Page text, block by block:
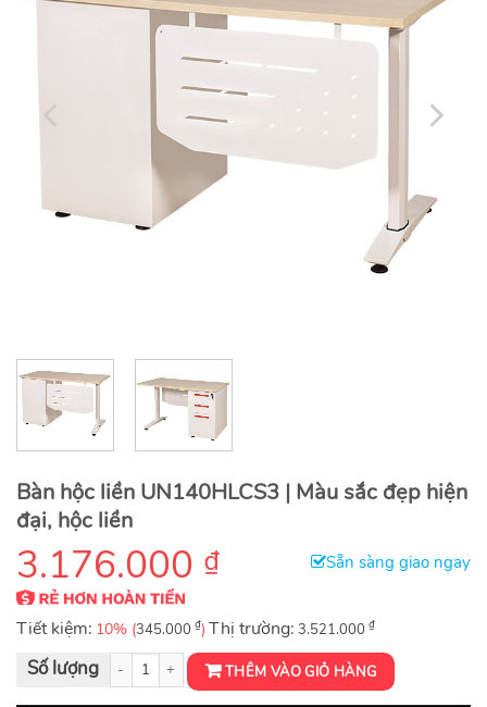
Bàn hộc liền UN140HLCS3 | Màu sắc đẹp hiện
đại, hộc liền
3.176.000 ₫ Sẵn sàng giao ngay
Tiết kiệm: 10% (345.000 ₫) Thị trường: 3.521.000 ₫
Bàn hộc liền UN140HLCS3 số lượngTHÊM VÀO GIỎ HÀNG